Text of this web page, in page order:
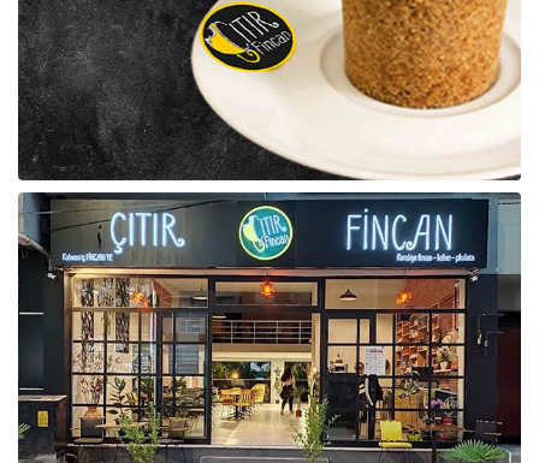
Raf ve Depo Sistemleri
Reklam - Tanıtım - PR ve İnternet
Seyahat - Rent A Car
Tabela - Dijital Baskı